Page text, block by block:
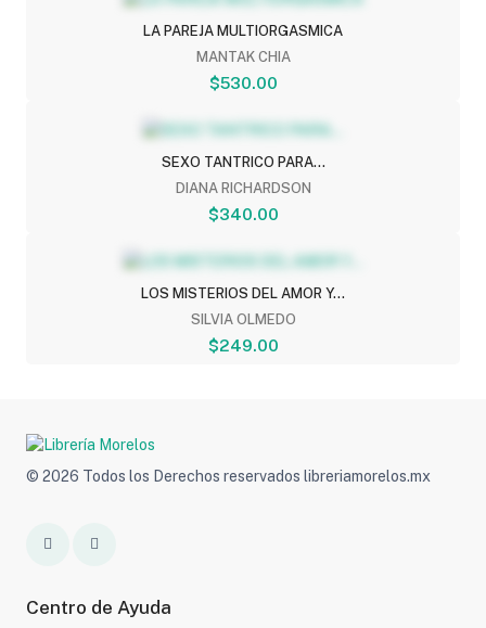
LA PAREJA MULTIORGASMICA
MANTAK CHIA
$530.00
SEXO TANTRICO PARA...
DIANA RICHARDSON
$340.00
LOS MISTERIOS DEL AMOR Y...
SILVIA OLMEDO
$249.00
© 2026 Todos los Derechos reservados libreriamorelos.mx
Centro de Ayuda